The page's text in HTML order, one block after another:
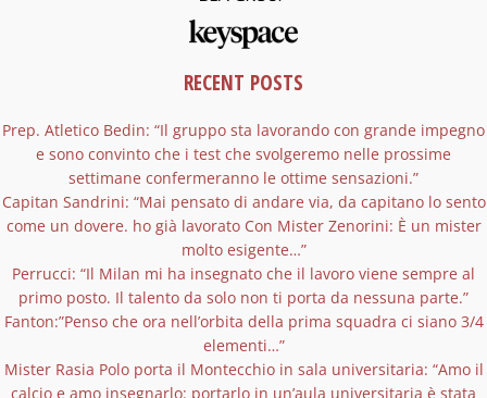
RECENT POSTS
Prep. Atletico Bedin: “Il gruppo sta lavorando con grande impegno
e sono convinto che i test che svolgeremo nelle prossime
settimane confermeranno le ottime sensazioni.”
Capitan Sandrini: “Mai pensato di andare via, da capitano lo sento
come un dovere. ho già lavorato Con Mister Zenorini: È un mister
molto esigente…”
Perrucci: “Il Milan mi ha insegnato che il lavoro viene sempre al
primo posto. Il talento da solo non ti porta da nessuna parte.”
Fanton:”Penso che ora nell’orbita della prima squadra ci siano 3/4
elementi…”
Mister Rasia Polo porta il Montecchio in sala universitaria: “Amo il
calcio e amo insegnarlo: portarlo in un’aula universitaria è stata